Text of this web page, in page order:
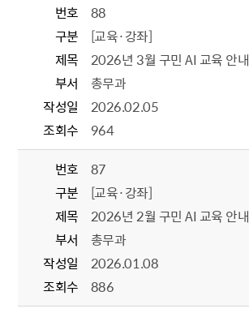
번호
88
구분
[교육·강좌]
제목
2026년 3월 구민 AI 교육 안내
부서
총무과
작성일
2026.02.05
조회수
964
번호
87
구분
[교육·강좌]
제목
2026년 2월 구민 AI 교육 안내
부서
총무과
작성일
2026.01.08
조회수
886